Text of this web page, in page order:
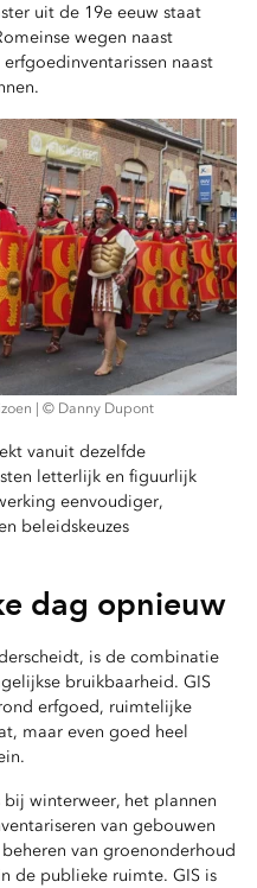
uit de 19e eeuw staat
wegen naast
naast
| © Danny Dupont
vanuit dezelfde
letterlijk en figuurlijk
eenvoudiger,
beleidskeuzes
dag opnieuw
is de combinatie
bruikbaarheid. GIS
erfgoed, ruimtelijke
maar even goed heel
winterweer, het plannen
van gebouwen
van groenonderhoud
de publieke ruimte. GIS is